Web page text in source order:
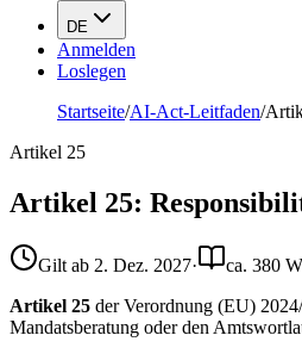
DE
Anmelden
Loslegen
Startseite/AI-Act-Leitfaden/
Artikel 25
Artikel 25:
Gilt ab 2. Dez. 2027· ca. 380
Artikel 25 der Verordnung (EU)
Mandatsberatung oder den